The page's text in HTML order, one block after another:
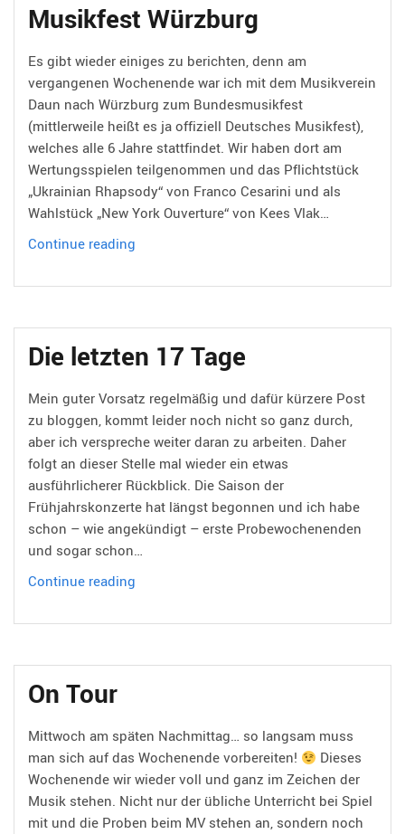
Musikfest Würzburg
Es gibt wieder einiges zu berichten, denn am
vergangenen Wochenende war ich mit dem Musikverein
Daun nach Würzburg zum Bundesmusikfest
(mittlerweile heißt es ja offiziell Deutsches Musikfest),
welches alle 6 Jahre stattfindet. Wir haben dort am
Wertungsspielen teilgenommen und das Pflichtstück
„Ukrainian Rhapsody“ von Franco Cesarini und als
Wahlstück „New York Ouverture“ von Kees Vlak…
Continue reading
Die letzten 17 Tage
Mein guter Vorsatz regelmäßig und dafür kürzere Post
zu bloggen, kommt leider noch nicht so ganz durch,
aber ich verspreche weiter daran zu arbeiten. Daher
folgt an dieser Stelle mal wieder ein etwas
ausführlicherer Rückblick. Die Saison der
Frühjahrskonzerte hat längst begonnen und ich habe
schon – wie angekündigt – erste Probewochenenden
und sogar schon…
Continue reading
17
On Tour
Mittwoch am späten Nachmittag… so langsam muss
man sich auf das Wochenende vorbereiten!
Dieses
Wochenende wir wieder voll und ganz im Zeichen der
Musik stehen. Nicht nur der übliche Unterricht bei Spiel
mit und die Proben beim MV stehen an, sondern noch